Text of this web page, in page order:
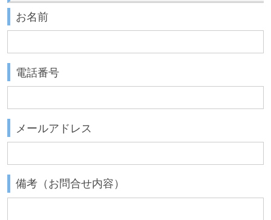
お名前
電話番号
メールアドレス
備考（お問合せ内容）